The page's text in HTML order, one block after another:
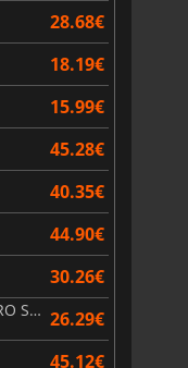
15.48
28.68€
18.19€
15.99€
45.28€
40.35€
44.90€
30.26€
DRAGON BALL Sparking! ZERO Super Limit Breaking NEO 26.29€
45.12€